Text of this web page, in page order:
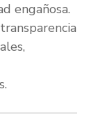
engañosa.